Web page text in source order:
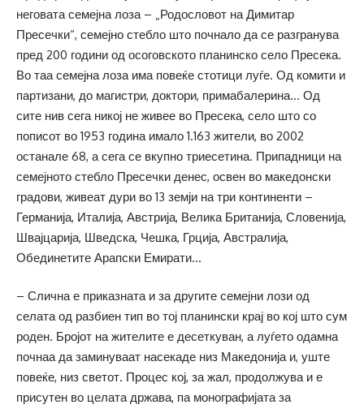
неговата семејна лоза – „Родословот на Димитар
Пресечки“, семејно стебло што почнало да се разгранува
пред 200 години од осоговското планинско село Пресека.
Во таа семејна лоза има повеќе стотици луѓе. Од комити и
партизани, до магистри, доктори, примабалерина… Од
сите нив сега никој не живее во Пресека, село што со
пописот во 1953 година имало 1.163 жители, во 2002
останале 68, а сега се вкупно триесетина. Припадници на
семејното стебло Пресечки денес, освен во македонски
градови, живеат дури во 13 земји на три континенти –
Германија, Италија, Австрија, Велика Британија, Словенија,
Швајцарија, Шведска, Чешка, Грција, Австралија,
Обединетите Арапски Емирати…
– Слична е приказната и за другите семејни лози од
селата од разбиен тип во тој планински крај во кој што сум
роден. Бројот на жителите е десеткуван, а луѓето одамна
почнаа да заминуваат насекаде низ Македонија и, уште
повеќе, низ светот. Процес кој, за жал, продолжува и е
присутен во целата држава, па монографијата за